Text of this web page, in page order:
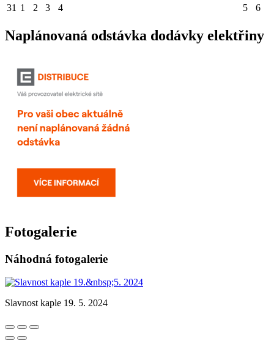
31 1 2 3 4 5 6
Naplánovaná odstávka dodávky elektřiny
Fotogalerie
Náhodná fotogalerie
Slavnost kaple 19. 5. 2024